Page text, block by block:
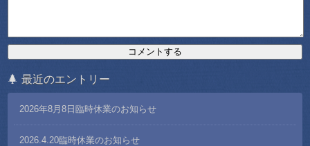
最近のエントリー
2026年8月8日臨時休業のお知らせ
2026.4.20臨時休業のお知らせ